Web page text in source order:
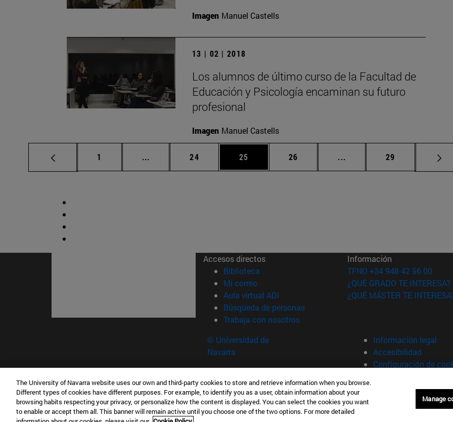
Imagen Manuel Castells
13 | 02 | 2018
Los alumnos de último curso de la Facultad de
Educación y Psicología encaminan su futuro
profesional
Imagen Manuel Castells
Página
1 ... Páginas intermedias Use TAB para desplazarse.
Página
24 Página
25 Página
26 ... Páginas intermedias Use
Página
29
Accesos directos
Biblioteca (abre en nueva ventana)
Mi correo(abre en nueva ventana)
Aula virtual ADI (abre en nueva ventana)
Búsqueda de personas(abre en nueva ventana)
Trabaja con nosotros(abre en nueva ventana)
Información
TFNO +34 948 42 56 00
¿QUÉ GRADO TE INTERESA?
¿QUÉ MÁSTER TE
© Universidad de
Navarra
Información legal
Accesibilidad
Configuración de
Contacto
Edificio Ismael Sánchez Bella<br /> 31009 Pamplona (España)
T.+34 948 42 56 00sec_educa_psico@unav.es
The University of Navarra website uses our own and third-party cookies to store and retrieve information when you browse.
Different types of cookies have different purposes. For example, to identify you as a user, obtain information about your
browsing habits respecting your privacy, or personalize how the content is displayed. You can select the cookies you want
to enable or accept them all. This banner will remain active until you choose one of the two options. For more detailed
Manage